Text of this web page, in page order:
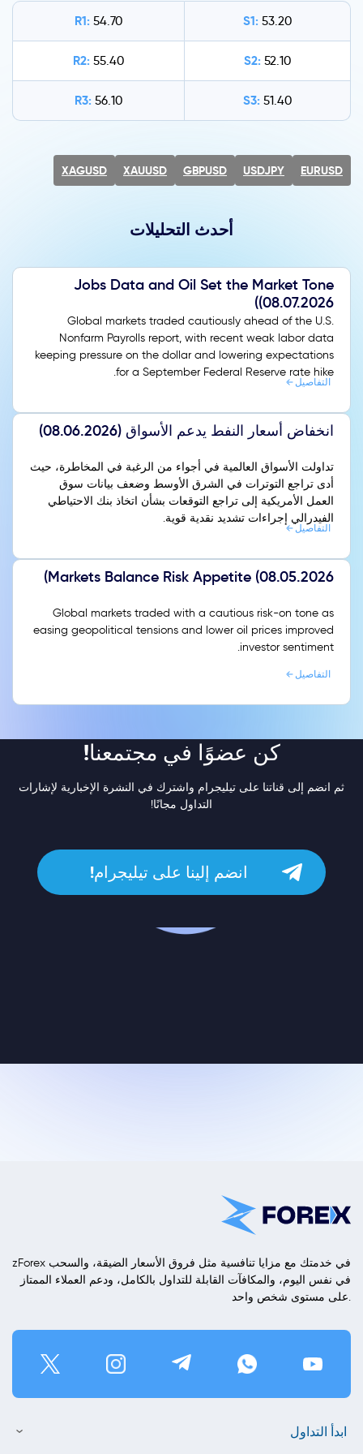
R1: 54.70 S1: 53.20
R2: 55.40 S2: 52.10
R3: 56.10 S3: 51.40
EURUSD
USDJPY
GBPUSD
XAUUSD
XAGUSD
أحدث التحليلات
Jobs Data and Oil Set the Market Tone
(08.07.2026)
Global markets traded cautiously ahead of the U.S.
Nonfarm Payrolls report, with recent weak labor data
keeping pressure on the dollar and lowering expectations
for a September Federal Reserve rate hike.
التفاصيل
انخفاض أسعار النفط يدعم الأسواق (08.06.2026)
تداولت الأسواق العالمية في أجواء من الرغبة في المخاطرة، حيث
أدى تراجع التوترات في الشرق الأوسط وضعف بيانات سوق
العمل الأمريكية إلى تراجع التوقعات بشأن اتخاذ بنك الاحتياطي
الفيدرالي إجراءات تشديد نقدية قوية.
التفاصيل
Markets Balance Risk Appetite (08.05.2026)
Global markets traded with a cautious risk-on tone as
easing geopolitical tensions and lower oil prices improved
investor sentiment.
التفاصيل
كن عضوًا في مجتمعنا!
ثم انضم إلى قناتنا على تيليجرام واشترك في النشرة الإخبارية لإشارات
التداول مجانًا!
انضم إلينا على تيليجرام!
zForex في خدمتك مع مزايا تنافسية مثل فروق الأسعار الضيقة، والسحب
في نفس اليوم، والمكافآت القابلة للتداول بالكامل، ودعم العملاء الممتاز
على مستوى شخص واحد.
ابدأ التداول